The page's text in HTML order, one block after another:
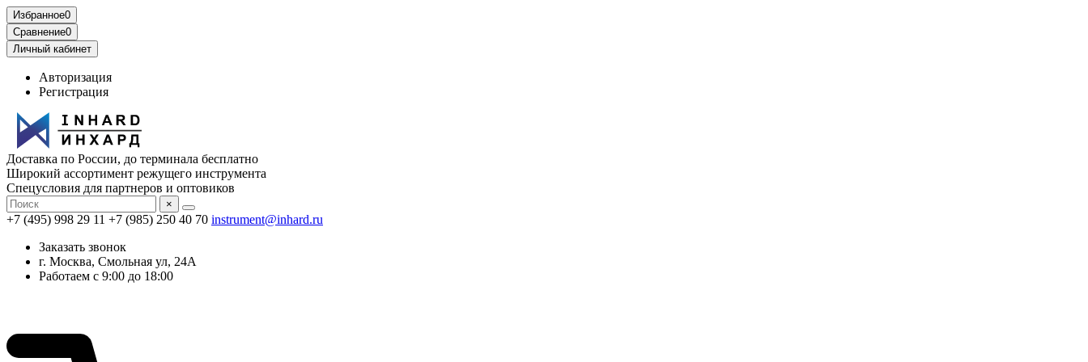
Избранное0
Сравнение0
Личный кабинет
Авторизация
Регистрация
Доставка по России, до терминала бесплатно
Широкий ассортимент режущего инструмента
Спецусловия для партнеров и оптовиков
×
+7 (495) 998 29 11 +7 (985) 250 40 70 instrument@inhard.ru
Заказать звонок
г. Москва, Смольная ул, 24А
Работаем с 9:00 до 18:00